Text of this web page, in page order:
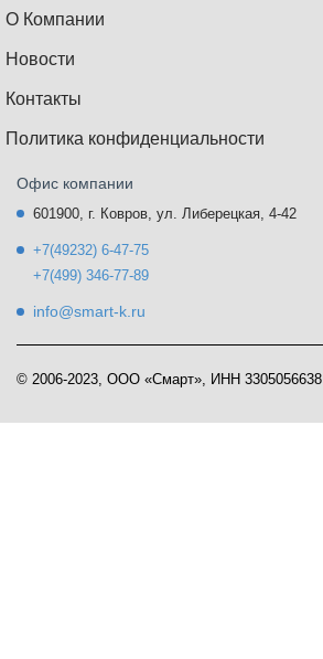
О Компании
Новости
Контакты
Политика конфиденциальности
Офис компании
601900, г. Ковров, ул. Либерецкая, 4-42
+7(49232) 6-47-75
+7(499) 346-77-89
info@smart-k.ru
© 2006-2023, ООО «Смарт», ИНН 3305056638